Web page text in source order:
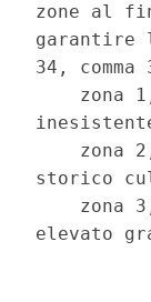
zone al
garantire
34, comma
zona
zona
storico
zona